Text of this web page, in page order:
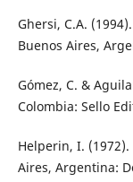
Ghersi, C.A.
Buenos Aires,
Gómez, C. &
Colombia: Sello
Helperin, I. (1972).
Aires, Argentina: